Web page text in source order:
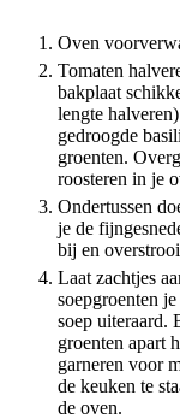
Oven
Tomaten
bakplaat
lengte
gedroogde
groenten.
roosteren in je
Ondertussen
je de
bij en
Laat zachtjes
soepgroenten
soep uiteraard.
groenten apart
garneren voor
de keuken te
de oven.